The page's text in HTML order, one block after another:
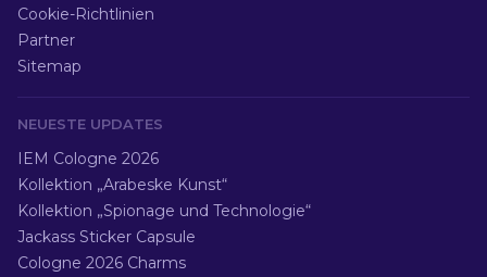
Cookie-Richtlinien
Partner
Sitemap
NEUESTE UPDATES
IEM Cologne 2026
Kollektion „Arabeske Kunst“
Kollektion „Spionage und Technologie“
Jackass Sticker Capsule
Cologne 2026 Charms